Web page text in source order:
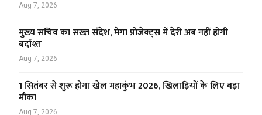
Aug 7, 2026
मुख्य सचिव का सख्त संदेश, मेगा प्रोजेक्ट्स में देरी अब नहीं होगी
बर्दाश्त
Aug 7, 2026
1 सितंबर से शुरू होगा खेल महाकुंभ 2026, खिलाड़ियों के लिए बड़ा
मौका
Aug 7, 2026